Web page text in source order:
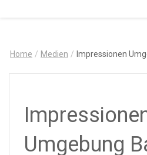
Art
&
Design
Home / Medien / Impressionen
Umgebung